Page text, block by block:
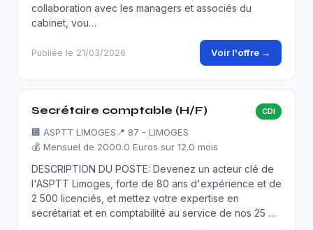
collaboration avec les managers et associés du
cabinet, vou…
Publiée le 21/03/2026 Voir l'offre →
Secrétaire comptable (H/F) CDI
🏢 ASPTT LIMOGES 📍 87 - LIMOGES
💰 Mensuel de 2000.0 Euros sur 12.0 mois
DESCRIPTION DU POSTE: Devenez un acteur clé de
l'ASPTT Limoges, forte de 80 ans d'expérience et de
2 500 licenciés, et mettez votre expertise en
secrétariat et en comptabilité au service de nos 25 …